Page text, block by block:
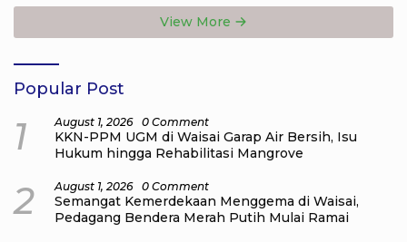
Ampat
View More
Popular Post
1 August 1, 2026 0 Comment
KKN-PPM UGM di Waisai Garap Air Bersih, Isu
Hukum hingga Rehabilitasi Mangrove
2 August 1, 2026 0 Comment
Semangat Kemerdekaan Menggema di Waisai,
Pedagang Bendera Merah Putih Mulai Ramai